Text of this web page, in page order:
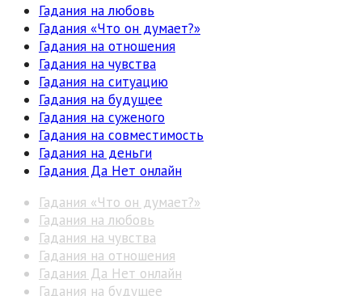
Гадания на любовь
Гадания «Что он думает?»
Гадания на отношения
Гадания на чувства
Гадания на ситуацию
Гадания на будущее
Гадания на суженого
Гадания на совместимость
Гадания на деньги
Гадания Да Нет онлайн
Гадания «Что он думает?»
Гадания на любовь
Гадания на чувства
Гадания на отношения
Гадания Да Нет онлайн
Гадания на будущее